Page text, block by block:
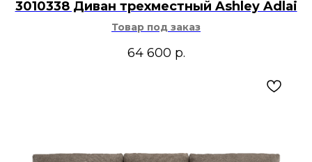
3010338 Диван трехместный Ashley Adlai
Товар под заказ
64 600 р.